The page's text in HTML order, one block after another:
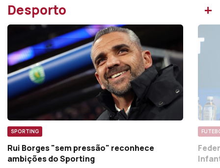
Desporto +
SPORTING
Rui Borges "sem pressão" reconhece
ambições do Sporting